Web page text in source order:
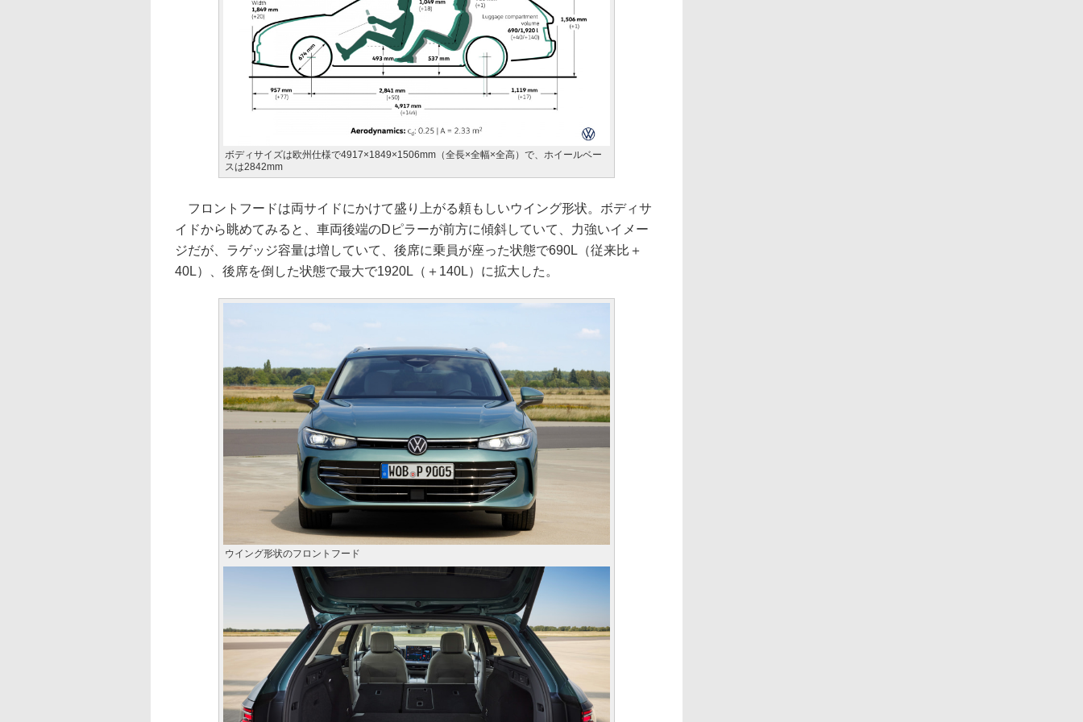
ボディサイズは欧州仕様で4917×1849×1506mm（全長×全幅×全高）で、ホイールベー
スは2842mm
フロントフードは両サイドにかけて盛り上がる頼もしいウイング形状。ボディサ
イドから眺めてみると、車両後端のDピラーが前方に傾斜していて、力強いイメー
ジだが、ラゲッジ容量は増していて、後席に乗員が座った状態で690L（従来比＋
40L）、後席を倒した状態で最大で1920L（＋140L）に拡大した。
ウイング形状のフロントフード